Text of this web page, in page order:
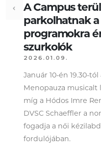
A Campus
parkolhatnak
programokra
szurkolók
2026.01.09.
Január 10-én 19.30-
Menopauza musicalt
míg a Hódos Imre
DVSC Schaeffler a
fogadja a női
fordulójában.